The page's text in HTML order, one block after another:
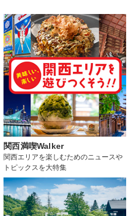
関西満喫Walker
関西エリアを楽しむためのニュースや
トピックスを大特集